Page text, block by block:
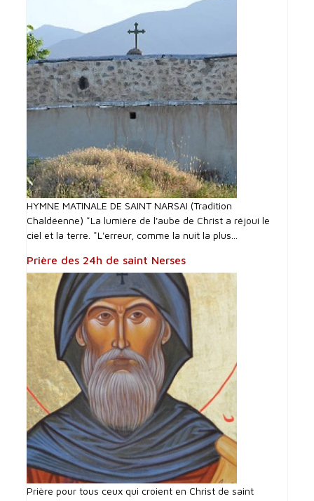
HYMNE MATINALE DE SAINT NARSAI (Tradition
Chaldéenne) *La lumière de l'aube de Christ a réjoui le
ciel et la terre. *L'erreur, comme la nuit la plus...
Prière des 24h de saint Nerses
Prière pour tous ceux qui croient en Christ de saint